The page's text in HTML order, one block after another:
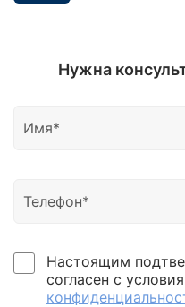
Нужна
Настоящим
согласен с